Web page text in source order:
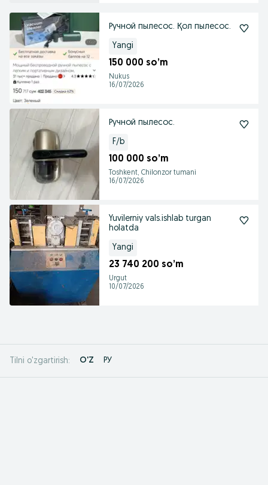
Ручной пылесос. Қол пылесос.
Yangi
150 000 so’m
Nukus
16/07/2026
Ручной пылесос.
F/b
100 000 so’m
Toshkent, Chilonzor tumani
16/07/2026
Yuvilerniy vals.ishlab turgan
holatda
Yangi
23 740 200 so’m
Urgut
10/07/2026
Tilni o'zgartirish: O'Z РУ